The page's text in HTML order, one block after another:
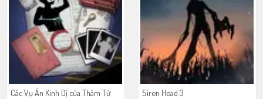
Các Vụ Án Kinh Dị của Thám Tử Siren Head 3